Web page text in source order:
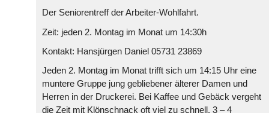
Der Seniorentreff der Arbeiter-Wohlfahrt.
Zeit: jeden 2. Montag im Monat um 14:30h
Kontakt: Hansjürgen Daniel 05731 23869
Jeden 2. Montag im Monat trifft sich um 14:15 Uhr eine
muntere Gruppe jung gebliebener älterer Damen und
Herren in der Druckerei. Bei Kaffee und Gebäck vergeht
die Zeit mit Klönschnack oft viel zu schnell. 3 – 4